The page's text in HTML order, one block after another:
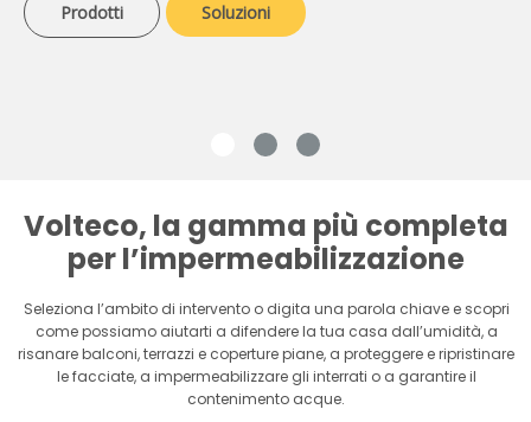
Prodotti Soluzioni
Volteco, la gamma più completa
per l’impermeabilizzazione
Seleziona l’ambito di intervento o digita una parola chiave e scopri
come possiamo aiutarti a difendere la tua casa dall’umidità, a
risanare balconi, terrazzi e coperture piane, a proteggere e ripristinare
le facciate, a impermeabilizzare gli interrati o a garantire il
contenimento acque.